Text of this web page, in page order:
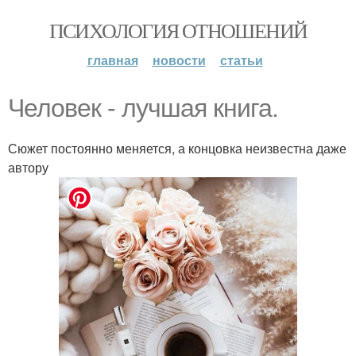
ПСИХОЛОГИЯ ОТНОШЕНИЙ
главная новости статьи
Человек - лучшая книга.
Сюжет постоянно меняется, а концовка неизвестна даже
автору